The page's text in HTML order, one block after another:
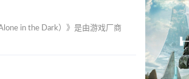
in the Dark）》是由游戏厂商